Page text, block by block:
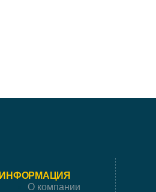
ИНФОРМАЦИЯ
О компании